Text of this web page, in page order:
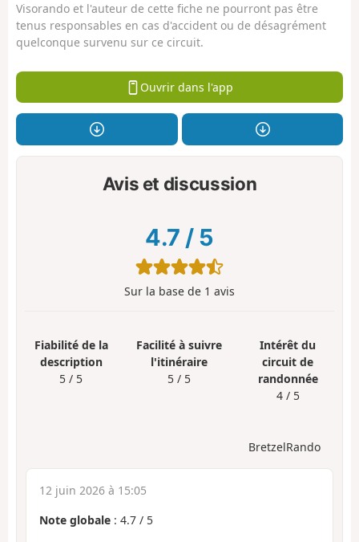
Visorando et l'auteur de cette fiche ne pourront pas être
tenus responsables en cas d'accident ou de désagrément
quelconque survenu sur ce circuit.
Ouvrir dans l'app
Avis et discussion
4.7 / 5
Sur la base de 1 avis
Fiabilité de la
description
5 / 5
Facilité à suivre
l'itinéraire
5 / 5
Intérêt du
circuit de
randonnée
4 / 5
BretzelRando
12 juin 2026 à 15:05
Note globale : 4.7 / 5